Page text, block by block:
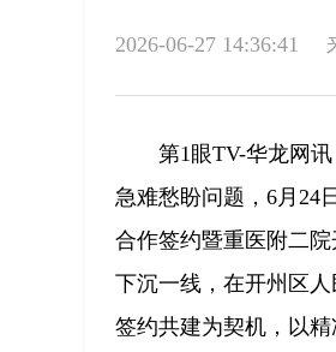
2026-06-27 14:36:41
第1眼TV-华龙网
急难愁盼问题，6月24
合作签约暨重医附二
下沉一线，在开州区
签约共建为契机，以